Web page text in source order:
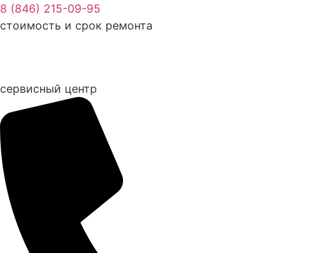
Перейти
к
8 (846) 215-09-95
стоимость и срок ремонта
сервисный центр